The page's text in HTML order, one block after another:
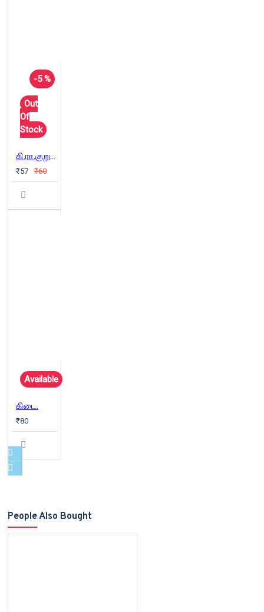
-5 %
Out
Of
Stock
கி.ரா.குறுநாவல்கள்
₹57 ₹60
Available
கிடை.
₹80
People Also Bought